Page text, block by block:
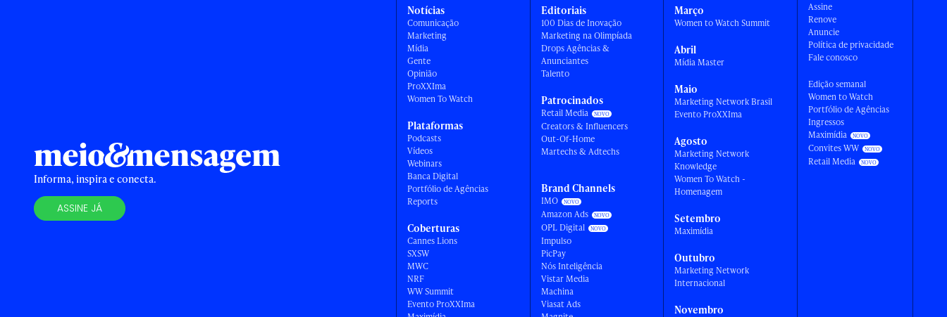
Informa, inspira e conecta.
ASSINE JÁ
Notícias
Comunicação
Marketing
Mídia
Gente
Opinião
ProXXIma
Women To Watch
Plataformas
Podcasts
Vídeos
Webinars
Banca Digital
Portfólio de Agências
Reports
Coberturas
Cannes Lions
SXSW
MWC
NRF
WW Summit
Evento ProXXIma
Editoriais
100 Dias de Inovação
Marketing na Olimpíada
Drops Agências &
Anunciantes
Talento
Patrocinados
Retail Media
Creators & Influencers
Out-Of-Home
Martechs & Adtechs
Brand Channels
IMO
Amazon Ads
OPL Digital
Impulso
PicPay
Nós Inteligência
Vistar Media
Machina
Viasat Ads
Março
Women to Watch Summit
Abril
Mídia Master
Maio
Marketing Network Brasil
Evento ProXXIma
Agosto
Marketing Network
Knowledge
Women To Watch -
Homenagem
Setembro
Maximídia
Outubro
Marketing Network
Internacional
Novembro
Assine
Renove
Anuncie
Política de privacidade
Fale conosco
Edição semanal
Women to Watch
Portfólio de Agências
Ingressos
Maximídia
Convites WW
Retail Media